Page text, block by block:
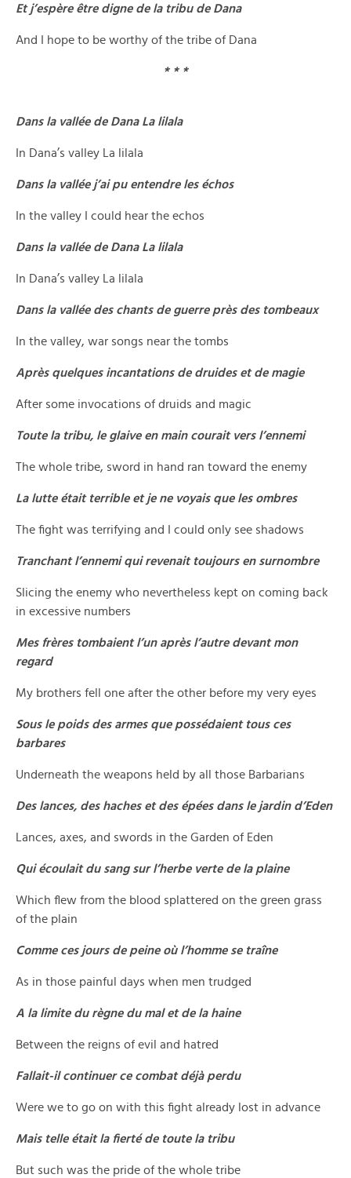
Et j’espère être digne de la tribu de Dana
And I hope to be worthy of the tribe of Dana
* * *
Dans la vallée de Dana La lilala
In Dana’s valley La lilala
Dans la vallée j’ai pu entendre les échos
In the valley I could hear the echos
Dans la vallée de Dana La lilala
In Dana’s valley La lilala
Dans la vallée des chants de guerre près des tombeaux
In the valley, war songs near the tombs
Après quelques incantations de druides et de magie
After some invocations of druids and magic
Toute la tribu, le glaive en main courait vers l’ennemi
The whole tribe, sword in hand ran toward the enemy
La lutte était terrible et je ne voyais que les ombres
The fight was terrifying and I could only see shadows
Tranchant l’ennemi qui revenait toujours en surnombre
Slicing the enemy who nevertheless kept on coming back
in excessive numbers
Mes frères tombaient l’un après l’autre devant mon
regard
My brothers fell one after the other before my very eyes
Sous le poids des armes que possédaient tous ces
barbares
Underneath the weapons held by all those Barbarians
Des lances, des haches et des épées dans le jardin d’Eden
Lances, axes, and swords in the Garden of Eden
Qui écoulait du sang sur l’herbe verte de la plaine
Which flew from the blood splattered on the green grass
of the plain
Comme ces jours de peine où l’homme se traîne
As in those painful days when men trudged
A la limite du règne du mal et de la haine
Between the reigns of evil and hatred
Fallait-il continuer ce combat déjà perdu
Were we to go on with this fight already lost in advance
Mais telle était la fierté de toute la tribu
But such was the pride of the whole tribe